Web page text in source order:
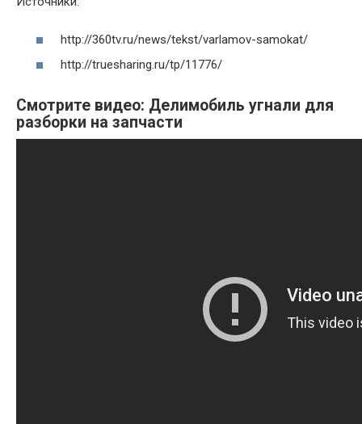
http://360tv.ru/news/tekst/varlamov-samokat/
http://truesharing.ru/tp/11776/
Смотрите видео: Делимобиль угнали для
разборки на запчасти